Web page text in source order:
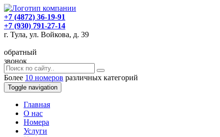
+7 (4872) 36-19-91
+7 (930) 791-27-14
г. Тула, ул. Войкова, д. 39
обратный
звонок
Более 10 номеров различных категорий
Toggle navigation
Главная
O нас
Номера
Услуги